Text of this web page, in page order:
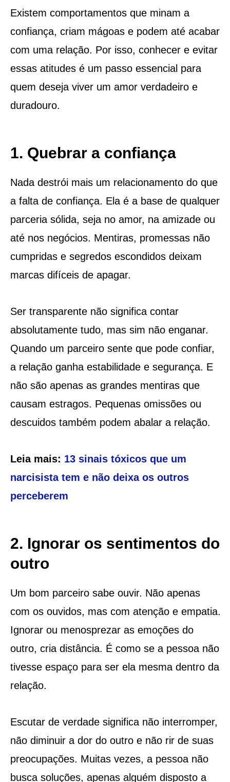
Existem comportamentos que minam a
confiança, criam mágoas e podem até acabar
com uma relação. Por isso, conhecer e evitar
essas atitudes é um passo essencial para
quem deseja viver um amor verdadeiro e
duradouro.
1. Quebrar a confiança
Nada destrói mais um relacionamento do que
a falta de confiança. Ela é a base de qualquer
parceria sólida, seja no amor, na amizade ou
até nos negócios. Mentiras, promessas não
cumpridas e segredos escondidos deixam
marcas difíceis de apagar.
Ser transparente não significa contar
absolutamente tudo, mas sim não enganar.
Quando um parceiro sente que pode confiar,
a relação ganha estabilidade e segurança. E
não são apenas as grandes mentiras que
causam estragos. Pequenas omissões ou
descuidos também podem abalar a relação.
Leia mais: 13 sinais tóxicos que um
narcisista tem e não deixa os outros
perceberem
2. Ignorar os sentimentos do
outro
Um bom parceiro sabe ouvir. Não apenas
com os ouvidos, mas com atenção e empatia.
Ignorar ou menosprezar as emoções do
outro, cria distância. É como se a pessoa não
tivesse espaço para ser ela mesma dentro da
relação.
Escutar de verdade significa não interromper,
não diminuir a dor do outro e não rir de suas
preocupações. Muitas vezes, a pessoa não
busca soluções, apenas alguém disposto a